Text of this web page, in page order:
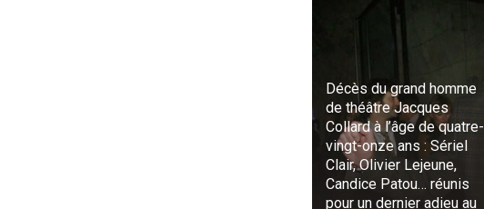
Décès du grand homme
de théâtre Jacques
Collard à l’âge de quatre-
vingt-onze ans : Sériel
Clair, Olivier Lejeune,
Candice Patou… réunis
pour un dernier adieu au